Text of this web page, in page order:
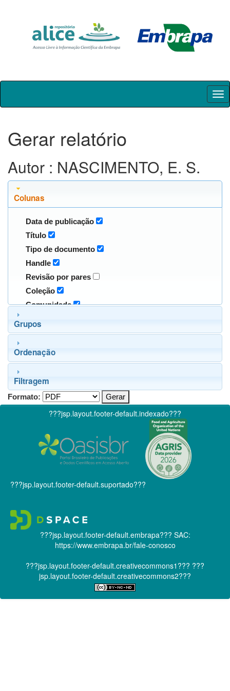
Skip
Gerar relatório
Autor : NASCIMENTO, E. S.
Colunas
Data de publicação
Título
Tipo de documento
Handle
Revisão por pares
Coleção
Comunidade
Grupos
Ordenação
Filtragem
Formato:
???jsp.layout.footer-default.indexado???
???jsp.layout.footer-default.suportado???
???jsp.layout.footer-default.embrapa??? SAC:
https://www.embrapa.br/fale-conosco
???jsp.layout.footer-default.creativecommons1??? ???
jsp.layout.footer-default.creativecommons2???